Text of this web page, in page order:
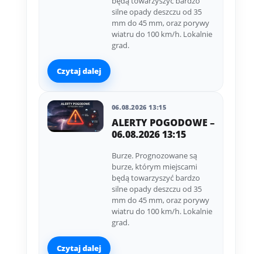
silne opady deszczu od 35
mm do 45 mm, oraz porywy
wiatru do 100 km/h. Lokalnie
grad.
Czytaj dalej
06.08.2026 13:15
ALERTY POGODOWE –
06.08.2026 13:15
Burze. Prognozowane są
burze, którym miejscami
będą towarzyszyć bardzo
silne opady deszczu od 35
mm do 45 mm, oraz porywy
wiatru do 100 km/h. Lokalnie
grad.
Czytaj dalej